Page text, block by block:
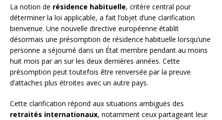
La notion de résidence habituelle, critère central pour
déterminer la loi applicable, a fait l’objet d’une clarification
bienvenue. Une nouvelle directive européenne établit
désormais une présomption de résidence habituelle lorsqu’une
personne a séjourné dans un État membre pendant au moins
huit mois par an sur les deux dernières années. Cette
présomption peut toutefois être renversée par la preuve
d’attaches plus étroites avec un autre pays.
Cette clarification répond aux situations ambiguës des
retraités internationaux, notamment ceux partageant leur